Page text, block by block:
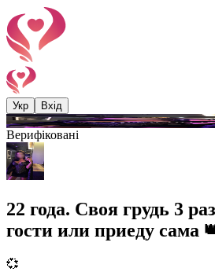
Укр Вхід
Верифіковані
22 года. Своя грудь 3
гости или приеду сама
💞